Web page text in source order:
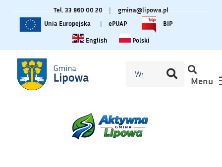
Tel. 33 860 00 20 |
gmina@lipowa.pl
Unia Europejska
| ePUAP
BIP
Change language to English
English Zmiana języka na polski
Polski
Menu